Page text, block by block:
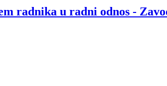
radnika u radni odnos -